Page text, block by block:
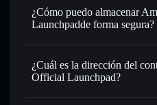
Establecer órdenes límite:
tu precio objetivo para AOL
Utilizar DCA: promedio de
Enviar de forma privada
:
públicamente las carteras
integrado de Solflare
America's Official Launchpad
¿Cómo puedo almacenar
Launchpadde forma segura?
¿Cuál es la dirección del
Official Launchpad?